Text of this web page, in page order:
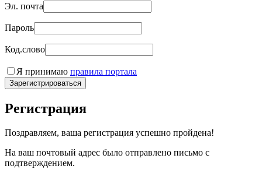
Эл. почта
Пароль
Код.слово
Я принимаю правила портала
Зарегистрироваться
Регистрация
Поздравляем, ваша регистрация успешно пройдена!
На ваш почтовый адрес было отправлено письмо с
подтверждением.